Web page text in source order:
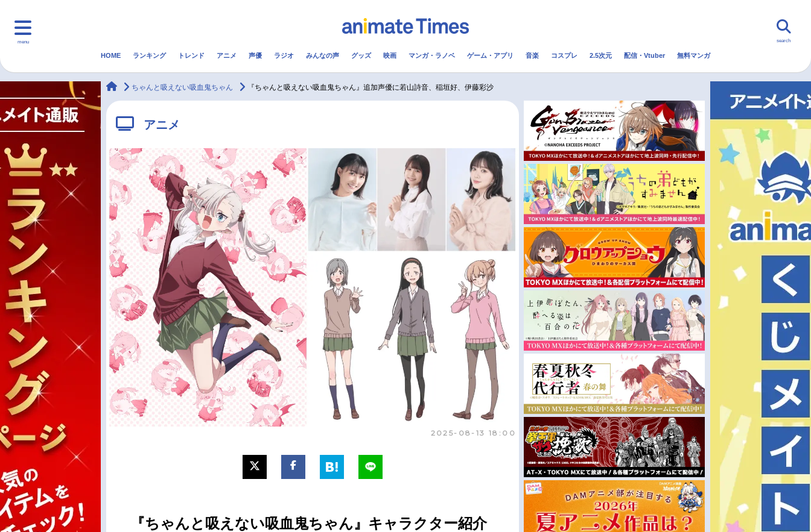
menu
マンガ・ラノベ ゲーム・アプリ 配信・Vtuber トレンド 無料マンガ
最新記事一覧
アニメ記事一覧
声優記事一覧
アニメ映画一覧
実写化映画一覧
男性声優/女性声優一覧
今期アニメ曜日別一覧
春アニメ
夏アニメ
秋アニメ
冬アニメ
FOLLOW US
search
HOME ランキング トレンド アニメ 声優 ラジオ みんなの声 グッズ 映画 マンガ・ラノベ ゲーム・アプリ 音楽 コスプレ 2.5次元 配信・Vtuber 無料マンガ
animateTimes
ちゃんと吸えない吸血鬼ちゃん 『ちゃんと吸えない吸血鬼ちゃん』追加声優に若山詩音、稲垣好、伊藤彩沙
アニメ
2025-08-13 18:00
『ちゃんと吸えない吸血鬼ちゃん』キャラクター紹介